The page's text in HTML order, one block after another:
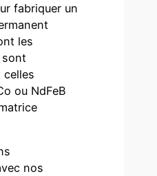
fabriquer un
les
sont
celles
ou NdFeB
nos